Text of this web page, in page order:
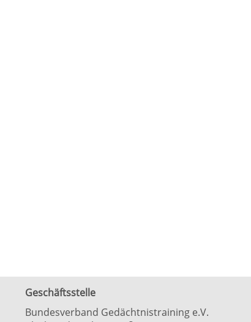
Geschäftsstelle
Bundesverband Gedächtnistraining e.V.